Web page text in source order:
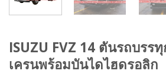
ISUZU FVZ 14 ตันรถบรร
เครนพร้อมบันไดไฮดรอลิก